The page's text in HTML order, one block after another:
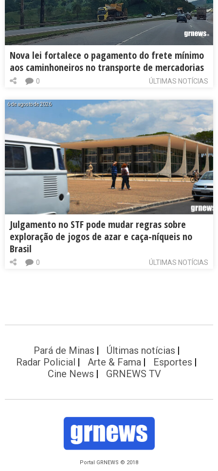
Nova lei fortalece o pagamento do frete mínimo
aos caminhoneiros no transporte de mercadorias
ÚLTIMAS NOTÍCIAS
0
6 de agosto de 2026
Julgamento no STF pode mudar regras sobre
exploração de jogos de azar e caça-níqueis no
Brasil
ÚLTIMAS NOTÍCIAS
0
Pará de Minas
Últimas notícias
Radar Policial
Arte & Fama
Esportes
Cine News
GRNEWS TV
Portal GRNEWS © 2018